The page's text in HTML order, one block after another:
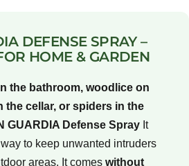
DEFENSE SPRAY –
HOME & GARDEN
the bathroom, woodlice on
the cellar, or spiders in the
GUARDIA Defense Spray It
to keep unwanted intruders
areas. It comes without